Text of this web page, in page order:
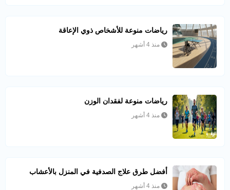
رياضات منوعة للأشخاص ذوي الإعاقة
منذ 4 أشهر
رياضات منوعة لفقدان الوزن
منذ 4 أشهر
أفضل طرق علاج الصدفية في المنزل بالأعشاب
منذ 4 أشهر